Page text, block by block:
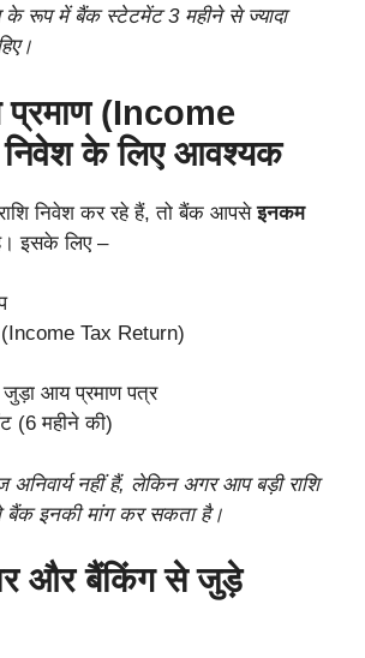
के रूप में बैंक स्टेटमेंट 3 महीने से ज्यादा
(Income
के लिए आवश्यक
निवेश कर रहे हैं, तो बैंक आपसेइनकम
इसके लिए –
Tax Return)
जुड़ा आय प्रमाण पत्र
(6 महीने की)
अनिवार्य नहीं हैं, लेकिन अगर आप बड़ी राशि
बैंक इनकी मांग कर सकता है।
और बैंकिंग से जुड़े